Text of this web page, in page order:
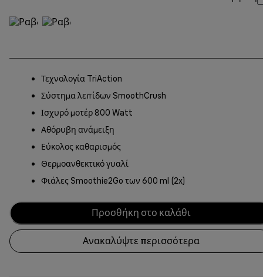
Τεχνολογία TriAction
Σύστημα λεπίδων SmoothCrush
Ισχυρό μοτέρ 800 Watt
Αθόρυβη ανάμειξη
Εύκολος καθαρισμός
Θερμοανθεκτικό γυαλί
Φιάλες Smoothie2Go των 600 ml (2x)
Προσθήκη στο καλάθι
Ανακαλύψτε περισσότερα